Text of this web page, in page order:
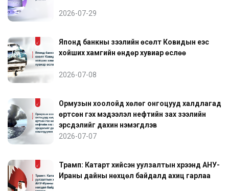
2026-07-29
Японд банкны зээлийн өсөлт Ковидын үеэс
хойших хамгийн өндөр хувиар өслөө
2026-07-08
Ормузын хоолойд хөлөг онгоцууд халдлагад
өртсөн гэх мэдээлэл нефтийн зах зээлийн
эрсдэлийг дахин нэмэгдүүлэв
2026-07-07
Трамп: Катарт хийсэн уулзалтын хүрээнд АНУ-
Ираны дайны нөхцөл байдалд ахиц гарлаа